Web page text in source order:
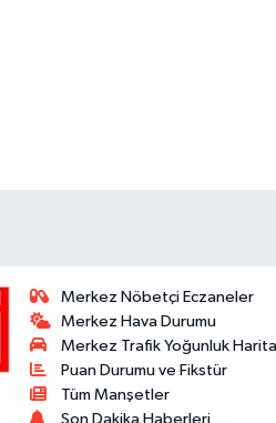
Merkez Nöbetçi Eczaneler
Merkez Hava Durumu
Merkez Trafik Yoğunluk
Puan Durumu ve Fikstür
Tüm Manşetler
Son Dakika Haberleri